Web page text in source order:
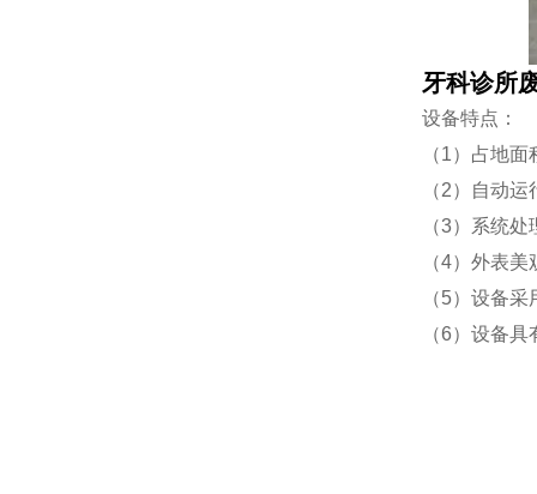
牙科诊所
设备特点：
（1）占地
（2）自动
（3）系统
（4）外表
（5）设备
（6）设备